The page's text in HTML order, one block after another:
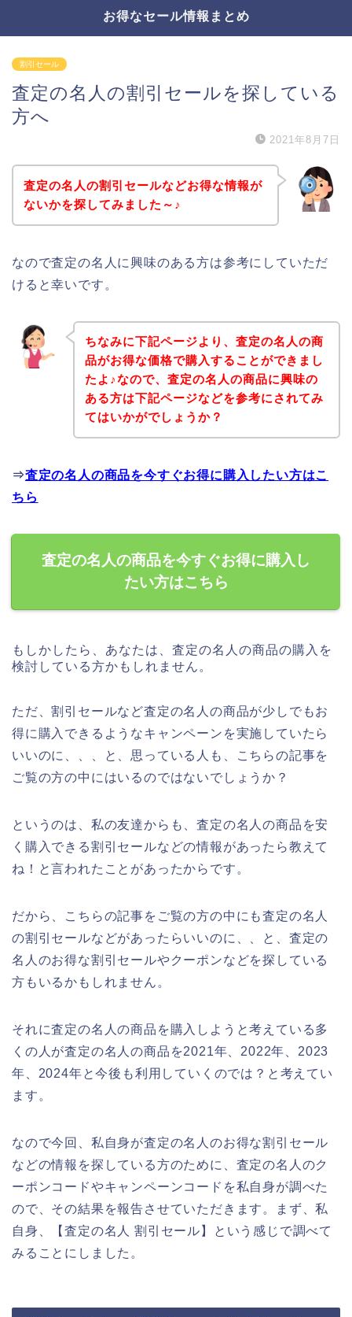
お得なセール情報まとめ
割引セール
査定の名人の割引セールを探している
方へ
2021年8月7日
査定の名人の割引セールなどお得な情報が
ないかを探してみました～♪
なので査定の名人に興味のある方は参考にしていただ
けると幸いです。
ちなみに下記ページより、査定の名人の商
品がお得な価格で購入することができまし
たよ♪なので、査定の名人の商品に興味の
ある方は下記ページなどを参考にされてみ
てはいかがでしょうか？
⇒査定の名人の商品を今すぐお得に購入したい方はこ
ちら
査定の名人の商品を今すぐお得に購入し
たい方はこちら
もしかしたら、あなたは、査定の名人の商品の購入を
検討している方かもしれません。
ただ、割引セールなど査定の名人の商品が少しでもお
得に購入できるようなキャンペーンを実施していたら
いいのに、、、と、思っている人も、こちらの記事を
ご覧の方の中にはいるのではないでしょうか？
というのは、私の友達からも、査定の名人の商品を安
く購入できる割引セールなどの情報があったら教えて
ね！と言われたことがあったからです。
だから、こちらの記事をご覧の方の中にも査定の名人
の割引セールなどがあったらいいのに、、と、査定の
名人のお得な割引セールやクーポンなどを探している
方もいるかもしれません。
それに査定の名人の商品を購入しようと考えている多
くの人が査定の名人の商品を2021年、2022年、2023
年、2024年と今後も利用していくのでは？と考えてい
ます。
なので今回、私自身が査定の名人のお得な割引セール
などの情報を探している方のために、査定の名人のク
ーポンコードやキャンペーンコードを私自身が調べた
ので、その結果を報告させていただきます。まず、私
自身、【査定の名人 割引セール】という感じで調べて
みることにしました。